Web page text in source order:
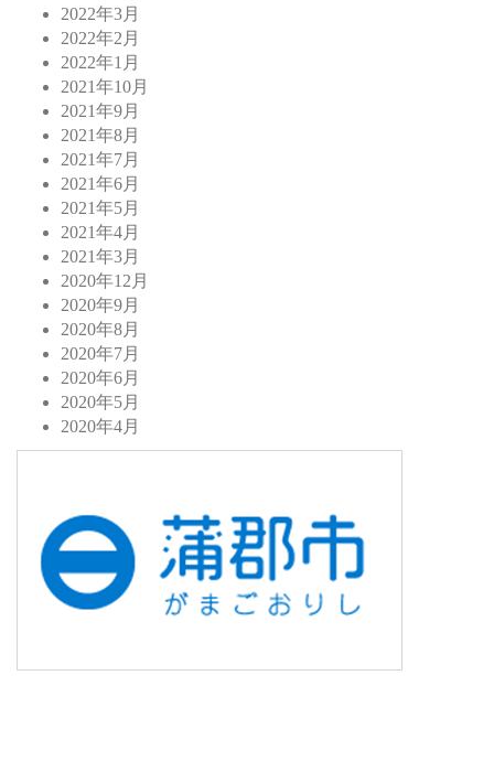
2022年3月
2022年2月
2022年1月
2021年10月
2021年9月
2021年8月
2021年7月
2021年6月
2021年5月
2021年4月
2021年3月
2020年12月
2020年9月
2020年8月
2020年7月
2020年6月
2020年5月
2020年4月